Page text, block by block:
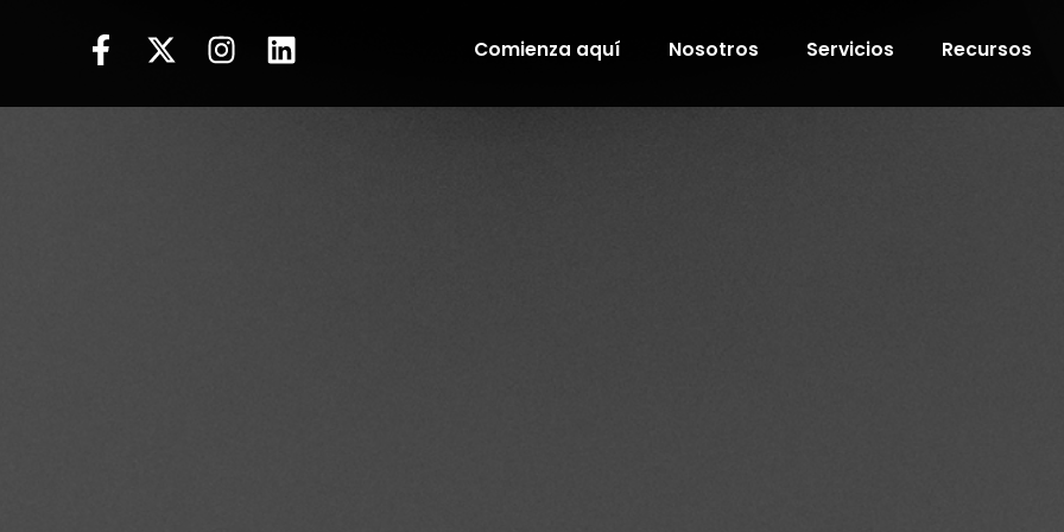
Comienza aquí Nosotros Servicios Recursos